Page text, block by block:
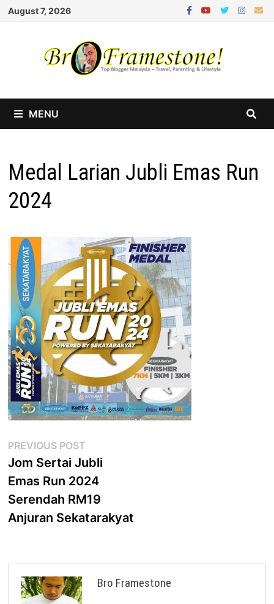
Skip
August 7, 2026
MENU
Medal Larian Jubli Emas Run
2024
Post
navigation
PREVIOUS POST
post:
Jom Sertai Jubli
Emas Run 2024
Serendah RM19
Anjuran Sekatarakyat
Bro Framestone